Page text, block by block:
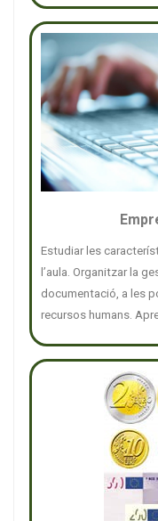
Estudiar les
l’aula. Organitzar la
documentació, a les
recursos humans.